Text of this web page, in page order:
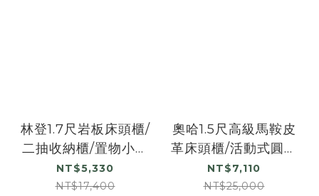
林登1.7尺岩板床頭櫃/
二抽收納櫃/置物小邊
櫃/小茶几
NT$5,330
NT$17,400
奧哈1.5尺高級馬鞍皮
革床頭櫃/活動式圓形
床頭櫃/單抽收納櫃/置
物小邊櫃/小茶几
NT$7,110
NT$25,000